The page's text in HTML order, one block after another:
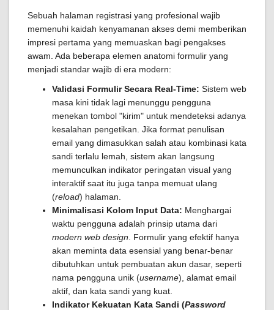
Sebuah halaman registrasi yang profesional wajib
memenuhi kaidah kenyamanan akses demi memberikan
impresi pertama yang memuaskan bagi pengakses
awam. Ada beberapa elemen anatomi formulir yang
menjadi standar wajib di era modern:
Validasi Formulir Secara Real-Time: Sistem web
masa kini tidak lagi menunggu pengguna
menekan tombol "kirim" untuk mendeteksi adanya
kesalahan pengetikan. Jika format penulisan
email yang dimasukkan salah atau kombinasi kata
sandi terlalu lemah, sistem akan langsung
memunculkan indikator peringatan visual yang
interaktif saat itu juga tanpa memuat ulang
(reload) halaman.
Minimalisasi Kolom Input Data: Menghargai
waktu pengguna adalah prinsip utama dari
modern web design . Formulir yang efektif hanya
akan meminta data esensial yang benar-benar
dibutuhkan untuk pembuatan akun dasar, seperti
nama pengguna unik (username), alamat email
aktif, dan kata sandi yang kuat.
Indikator Kekuatan Kata Sandi (Password